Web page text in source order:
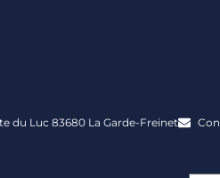
du Luc 83680 La Garde-Freinet